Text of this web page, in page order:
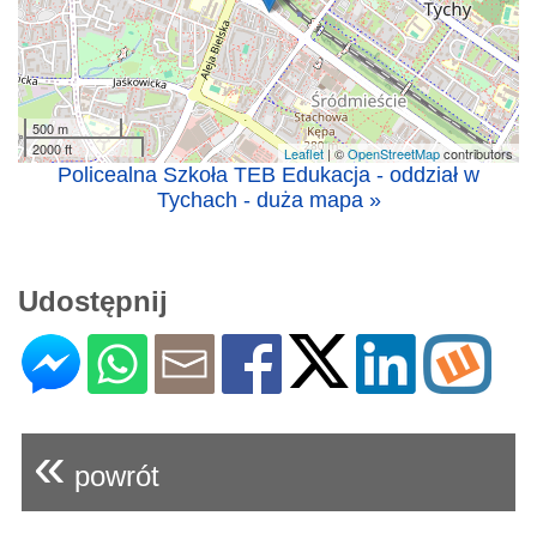
500 m
2000 ft
Leaflet | ©OpenStreetMapcontributors
Policealna Szkoła TEB Edukacja - oddział w
Tychach - duża mapa »
Udostępnij
« powrót